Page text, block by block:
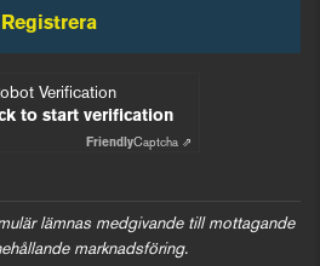
Registrera
Verification
to start verification
FriendlyCaptcha ⇗
lämnas medgivande till mottagande
marknadsföring.